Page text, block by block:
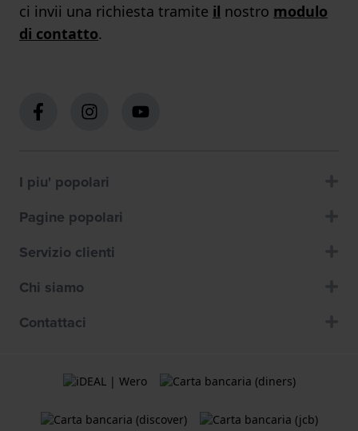
ci invii una richiesta tramite il nostro modulo
di contatto.
I piu' popolari
Pagine popolari
Servizio clienti
Chi siamo
Contattaci